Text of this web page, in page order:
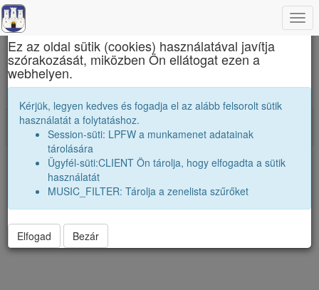
Erdélyi liceumok gimnáziumok kollégiumok
Emlékeik képekben
Impresszum
Adatvédelmi nyilatkozat Vers:2026.06.23
×
Ez az oldal sütik (cookies) használatával javítja
szórakozását, miközben Ön ellátogat ezen a
webhelyen.
Kérjük, legyen kedves és fogadja el az alább felsorolt sütik
használatát a folytatáshoz.
Session-süti: LPFW a munkamenet adatainak
tárolására
Ügyfél-süti:CLIENT Ön tárolja, hogy elfogadta a sütik
használatát
MUSIC_FILTER: Tárolja a zenelista szűrőket
Elfogad Bezár